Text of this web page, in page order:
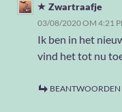
Zwartraafje
03/08/2020 OM 4:21
Ik ben in het
vind het tot nu
BEANTWOORDEN